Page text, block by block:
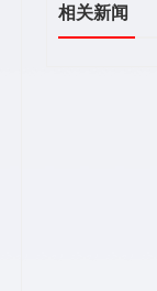
相关新闻